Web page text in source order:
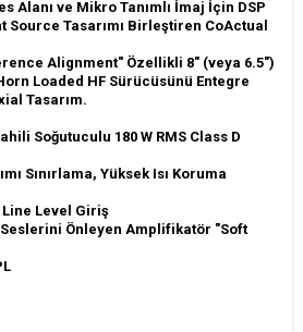
Alanı ve Mikro Tanımlı İmaj İçin DSP
Tasarımı Birleştiren CoActual
Alignment" Özellikli 8" (veya 6.5")
Loaded HF Sürücüsünü Entegre
Tasarım.
Soğutuculu 180 W RMS Class D
Sınırlama, Yüksek Isı Koruma
Line Level Giriş
Seslerini Önleyen Amplifikatör "Soft